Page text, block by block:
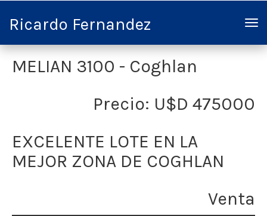
Ricardo Fernandez
MELIAN 3100 - Coghlan
Precio: U$D 475000
EXCELENTE LOTE EN LA
MEJOR ZONA DE COGHLAN
Venta